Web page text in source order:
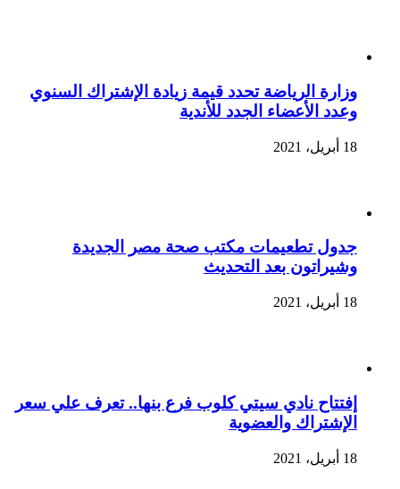
وزارة الرياضة تحدد قيمة زيادة الإشتراك السنوي
وعدد الأعضاء الجدد للأندية
18 أبريل، 2021
جدول تطعيمات مكتب صحة مصر الجديدة
وشيراتون بعد التحديث
18 أبريل، 2021
إفتتاح نادي سيتي كلوب فرع بنها.. تعرف علي سعر
الإشتراك والعضوية
18 أبريل، 2021